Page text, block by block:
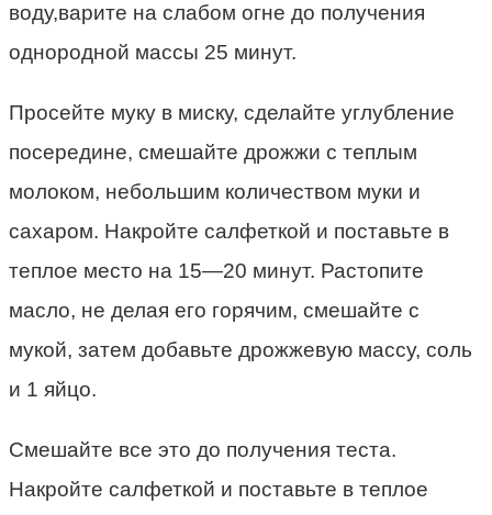
воду,варите на слабом огне до получения
однородной массы 25 минут.
Просейте муку в миску, сделайте углубление
посередине, смешайте дрожжи с теплым
молоком, неболь­шим количеством муки и
сахаром. Накройте салфеткой и поставьте в
теплое место на 15—20 минут. Растопите
масло, не делая его горя­чим, смешайте с
мукой, затем до­бавьте дрожжевую массу, соль
и 1 яйцо.
Смешайте все это до полу­чения теста.
Накройте салфеткой и поставьте в теплое